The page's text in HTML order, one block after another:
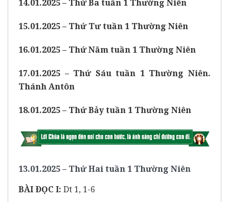
14.01.2025 – Thứ Ba tuần 1 Thường Niên
15.01.2025 – Thứ Tư tuần 1 Thường Niên
16.01.2025 – Thứ Năm tuần 1 Thường Niên
17.01.2025 – Thứ Sáu tuần 1 Thường Niên.
Thánh Antôn
18.01.2025 – Thứ Bảy tuần 1 Thường Niên
13.01.2025 – Thứ Hai tuần 1 Thường Niên
BÀI ÐỌC I: Dt 1, 1-6